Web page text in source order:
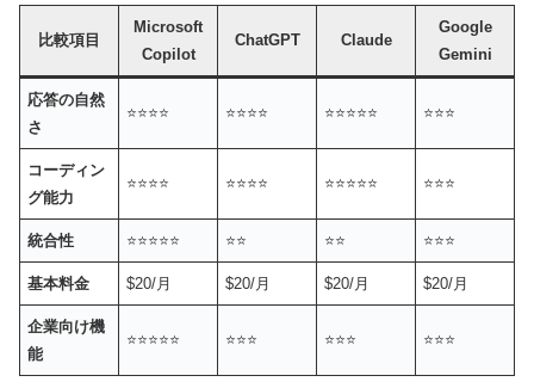
比較項目
Microsoft
Copilot
ChatGPT Claude
Google
Gemini
応答の自然
さ
⭐⭐⭐⭐ ⭐⭐⭐⭐ ⭐⭐⭐⭐⭐ ⭐⭐⭐
コーディン
グ能力
⭐⭐⭐⭐ ⭐⭐⭐⭐ ⭐⭐⭐⭐⭐ ⭐⭐⭐
統合性 ⭐⭐⭐⭐⭐ ⭐⭐ ⭐⭐ ⭐⭐⭐
基本料金 $20/月 $20/月 $20/月 $20/月
企業向け機
能
⭐⭐⭐⭐⭐ ⭐⭐⭐ ⭐⭐⭐ ⭐⭐⭐